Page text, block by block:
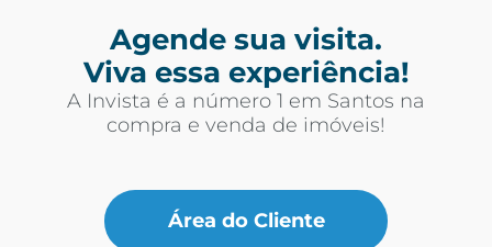
Agende sua visita.
Viva essa experiência!
A Invista é a número 1 em Santos na
compra e venda de imóveis!
Área do Cliente